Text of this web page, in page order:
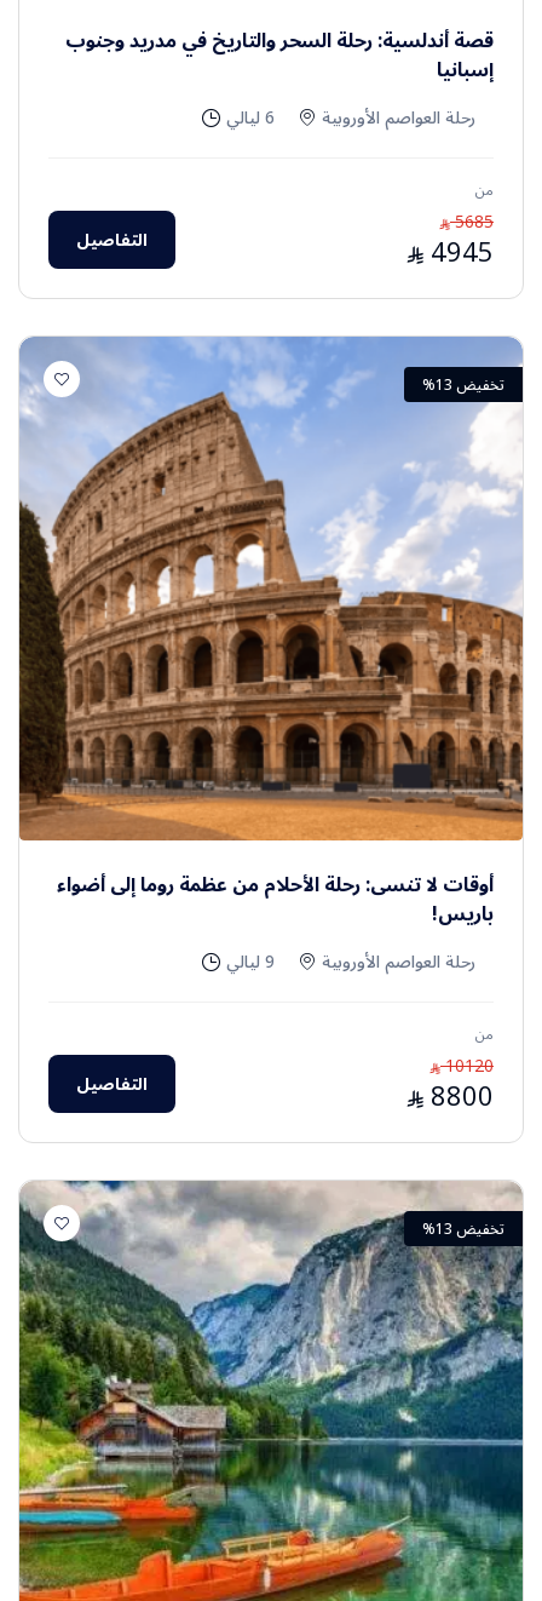
قصة أندلسية: رحلة السحر والتاريخ في مدريد وجنوب
إسبانيا
رحلة العواصم الأوروبية 6 ليالي
من
5685
⃁
4945
⃁ التفاصيل
تخفيض 13%
أوقات لا تنسى: رحلة الأحلام من عظمة روما إلى أضواء
باريس!
رحلة العواصم الأوروبية 9 ليالي
من
10120
⃁
8800
⃁ التفاصيل
تخفيض 13%